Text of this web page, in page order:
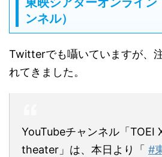
東映シアターオンライン
ンネル）
Twitterでも囁いていますが、
れてきました。
YouTubeチャンネル「TOEI
theater」は、本日より「 #